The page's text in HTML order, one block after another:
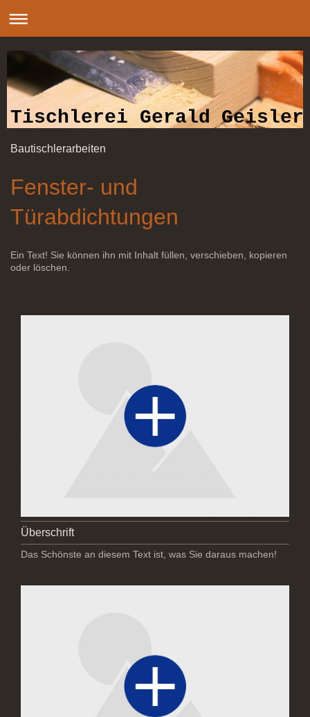
Tischlerei Gerald Geisler
Bautischlerarbeiten
Fenster- und
Türabdichtungen
Ein Text! Sie können ihn mit Inhalt füllen, verschieben, kopieren
oder löschen.
Überschrift
Das Schönste an diesem Text ist, was Sie daraus machen!